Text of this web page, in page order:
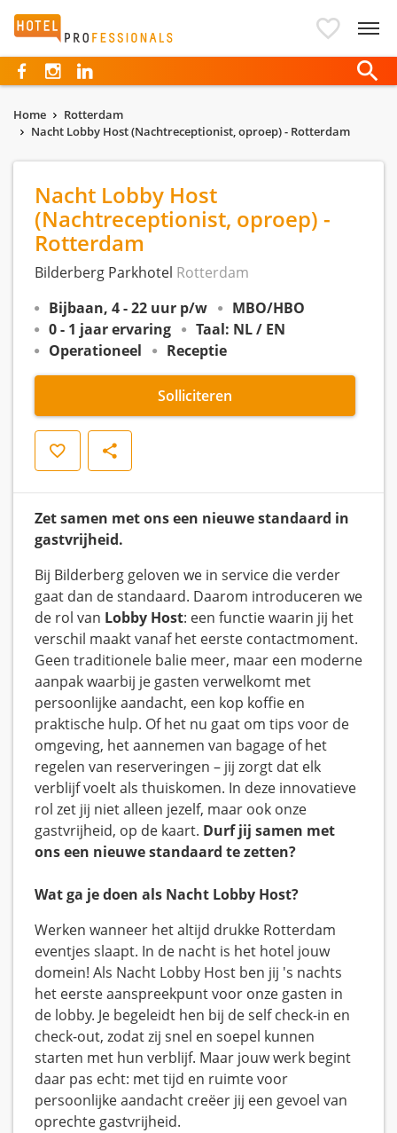
Hotelprofessionals
Home
Rotterdam
Nacht Lobby Host (Nachtreceptionist, oproep) - Rotterdam
Nacht Lobby Host
(Nachtreceptionist, oproep) -
Rotterdam
Bilderberg Parkhotel Rotterdam
Bijbaan, 4 - 22 uur p/w
MBO/HBO
0 - 1 jaar ervaring
Taal: NL / EN
Operationeel
Receptie
Solliciteren
Opslaan Delen
Zet samen met ons een nieuwe standaard in
gastvrijheid.
Bij Bilderberg geloven we in service die verder
gaat dan de standaard. Daarom introduceren we
de rol van Lobby Host: een functie waarin jij het
verschil maakt vanaf het eerste contactmoment.
Geen traditionele balie meer, maar een moderne
aanpak waarbij je gasten verwelkomt met
persoonlijke aandacht, een kop koffie en
praktische hulp. Of het nu gaat om tips voor de
omgeving, het aannemen van bagage of het
regelen van reserveringen – jij zorgt dat elk
verblijf voelt als thuiskomen. In deze innovatieve
rol zet jij niet alleen jezelf, maar ook onze
gastvrijheid, op de kaart. Durf jij samen met
ons een nieuwe standaard te zetten?
Wat ga je doen als Nacht Lobby Host?
Werken wanneer het altijd drukke Rotterdam
eventjes slaapt. In de nacht is het hotel jouw
domein! Als Nacht Lobby Host ben jij 's nachts
het eerste aanspreekpunt voor onze gasten in
de lobby. Je begeleidt hen bij de self check-in en
check-out, zodat zij snel en soepel kunnen
starten met hun verblijf. Maar jouw werk begint
daar pas echt: met tijd en ruimte voor
persoonlijke aandacht creëer jij een gevoel van
oprechte gastvrijheid.